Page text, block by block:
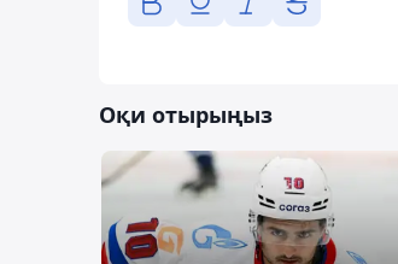
Оқи отырыңыз